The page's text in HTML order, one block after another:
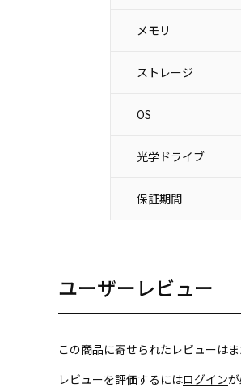
メモリ
ストレージ
OS
光学ドライブ
保証期間
ユーザーレビュー
この商品に寄せられたレビューはま
レビューを評価するにはログインが